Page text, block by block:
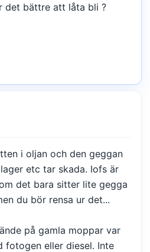
det bättre att låta bli ?
i oljan och den geggan
etc tar skada. Iofs är
det bara sitter lite gegga
du bör rensa ur det...
på gamla moppar var
fotogen eller diesel. Inte